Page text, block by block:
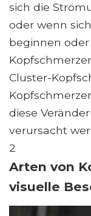
sich die
oder wenn
beginnen
Cluster-
diese
verursacht
2
Arten von
visuelle